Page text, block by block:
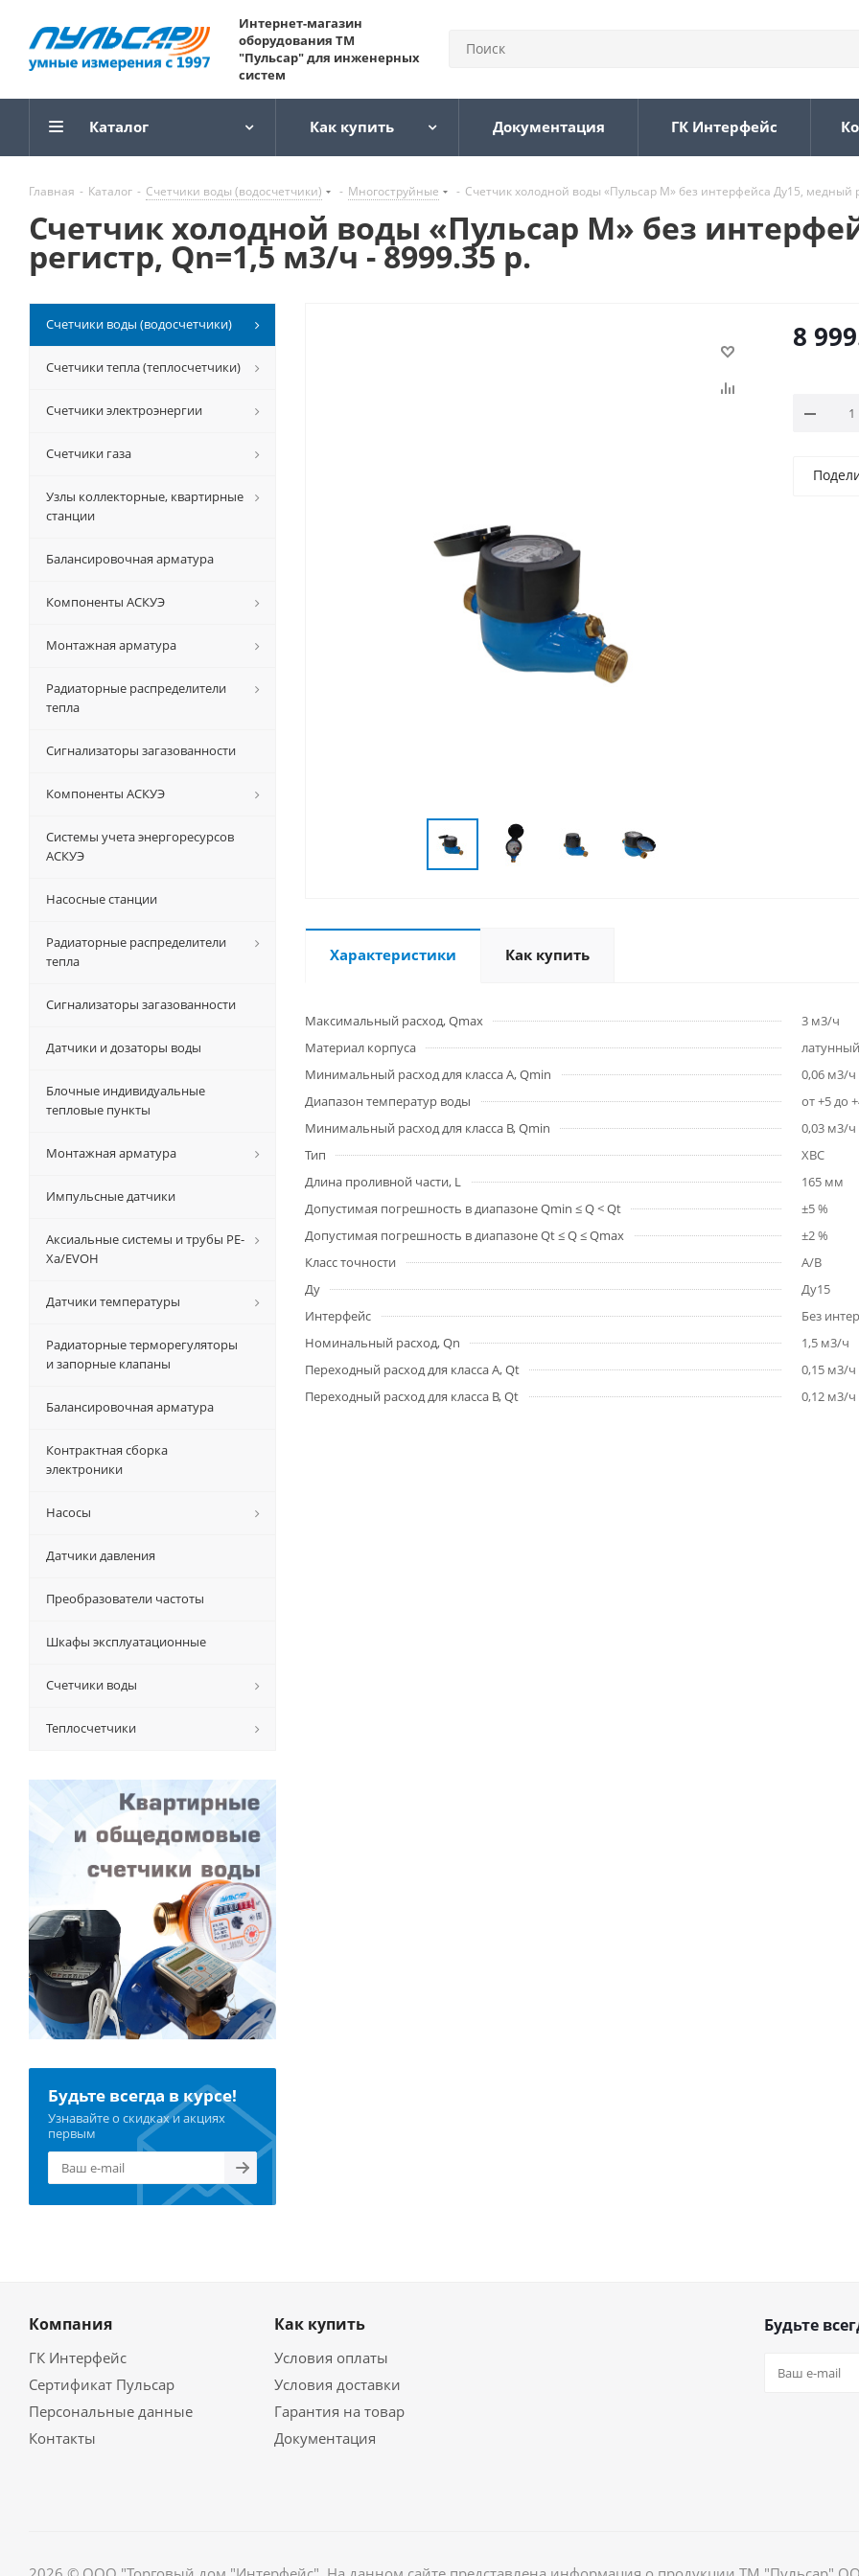
Интернет-магазин
оборудования ТМ
"Пульсар" для инженерных
систем
Каталог Как купить Документация ГК Интерфейс
Главная - Каталог - Счетчики воды (водосчетчики) - Многоструйные - Счетчик холодной воды «Пульсар М» без интерфейса Ду15, медный
Счетчик холодной воды «Пульсар М» без
регистр, Qn=1,5 м3/ч - 8999.35 р.
8
Характеристики Как купить
Максимальный расход, Qmax
3 м3/ч
Материал корпуса
латунный
Минимальный расход для класса A, Qmin
0,06 м3/ч
Диапазон температур воды
от +5 до
Минимальный расход для класса B, Qmin
0,03 м3/ч
Тип
ХВС
Длина проливной части, L
165 мм
Допустимая погрешность в диапазоне Qmin ≤ Q < Qt
±5 %
Допустимая погрешность в диапазоне Qt ≤ Q ≤ Qmax
±2 %
Класс точности
A/B
Ду
Ду15
Интерфейс
Без
Номинальный расход, Qn
1,5 м3/ч
Переходный расход для класса A, Qt
0,15 м3/ч
Переходный расход для класса B, Qt
0,12 м3/ч
Счетчики воды (водосчетчики)
Счетчики тепла (теплосчетчики)
Счетчики электроэнергии
Счетчики газа
Узлы коллекторные, квартирные
станции
Балансировочная арматура
Компоненты АСКУЭ
Монтажная арматура
Радиаторные распределители
тепла
Сигнализаторы загазованности
Компоненты АСКУЭ
Системы учета энергоресурсов
АСКУЭ
Насосные станции
Радиаторные распределители
тепла
Сигнализаторы загазованности
Датчики и дозаторы воды
Блочные индивидуальные
тепловые пункты
Монтажная арматура
Импульсные датчики
Аксиальные системы и трубы РЕ-
Ха/EVOH
Датчики температуры
Радиаторные терморегуляторы
и запорные клапаны
Балансировочная арматура
Контрактная сборка
электроники
Насосы
Датчики давления
Преобразователи частоты
Шкафы эксплуатационные
Счетчики воды
Теплосчетчики
Будьте всегда в курсе!
Узнавайте о скидках и акциях
первым
Компания
ГК Интерфейс
Сертификат Пульсар
Персональные данные
Контакты
Как купить
Условия оплаты
Условия доставки
Гарантия на товар
Документация
Будьте